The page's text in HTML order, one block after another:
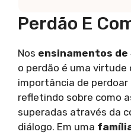
Perdão E
Nos ensinamentos
o perdão é uma virtude
importância de perdoar
refletindo sobre como
superadas através da
diálogo. Em uma